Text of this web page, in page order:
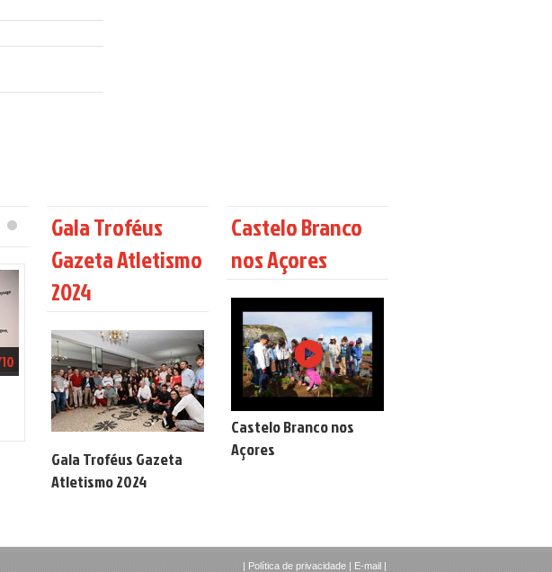
Gala Troféus
Gazeta Atletismo
2024
Gala Troféus Gazeta
Atletismo 2024
Castelo Branco
nos Açores
Castelo Branco nos
Açores
| Política de privacidade | E-mail |